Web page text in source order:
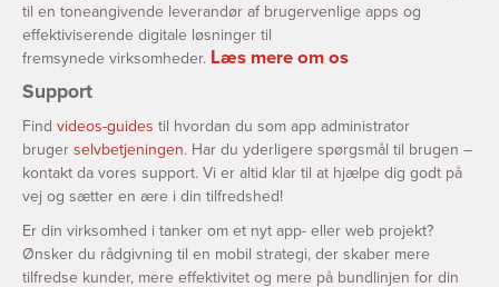
til en toneangivende leverandør af brugervenlige apps og
effektiviserende digitale løsninger til
fremsynede virksomheder. Læs mere om os
Support
Find videos-guides til hvordan du som app administrator
bruger selvbetjeningen. Har du yderligere spørgsmål til brugen –
kontakt da vores support. Vi er altid klar til at hjælpe dig godt på
vej og sætter en ære i din tilfredshed!
Er din virksomhed i tanker om et nyt app- eller web projekt?
Ønsker du rådgivning til en mobil strategi, der skaber mere
tilfredse kunder, mere effektivitet og mere på bundlinjen for din